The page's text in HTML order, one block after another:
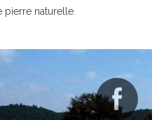
pierre naturelle.